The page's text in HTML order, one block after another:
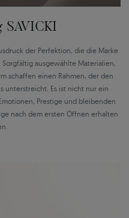
SAVICKI
der Perfektion, die die Marke
Sorgfältig ausgewählte Materialien,
schaffen einen Rahmen, der den
unterstreicht. Es ist nicht nur ein
Prestige und bleibenden
nach dem ersten Öffnen erhalten